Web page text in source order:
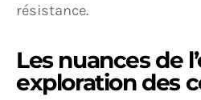
résistance.
Les nuances de
exploration des